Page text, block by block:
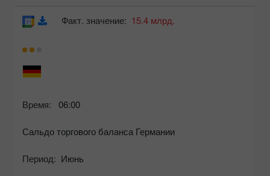
Время: 06:00
Сальдо торгового баланса Германии
Период: Июнь
Факт. значение: 15.4 млрд.